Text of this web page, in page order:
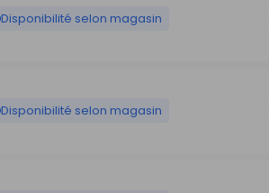
Disponibilité selon magasin
Disponibilité selon magasin